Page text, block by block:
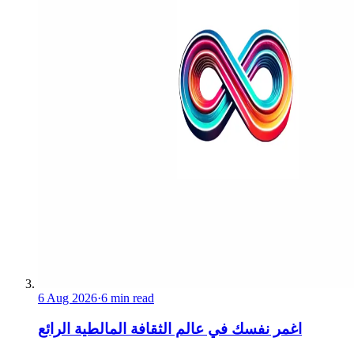
6 Aug 2026·6 min read
اغمر نفسك في عالم الثقافة المالطية الرائع